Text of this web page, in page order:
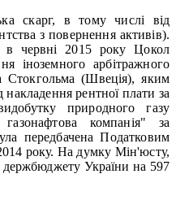
скарг, в тому числі від
з повернення активів).
червні 2015 року Цокол
іноземного арбітражного
Стокгольма (Швеція), яким
накладення рентної плати за
природного газу
компанія" за
передбачена Податковим
року. На думку Мін'юсту,
держбюджету України на 597